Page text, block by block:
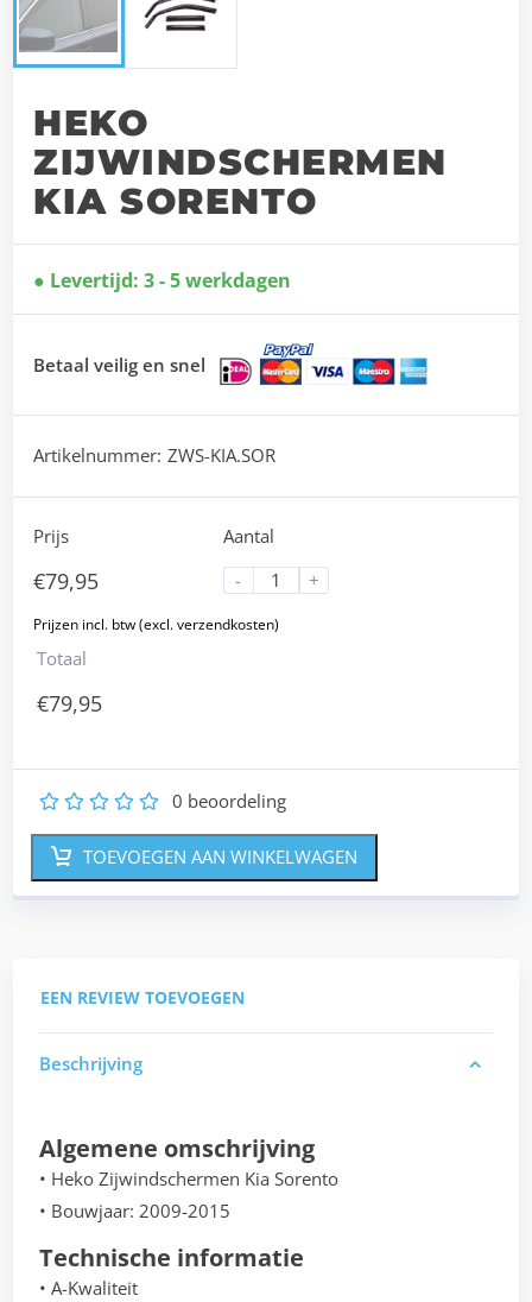
HEKO
ZIJWINDSCHERMEN
KIA SORENTO
Levertijd: 3 - 5 werkdagen
Betaal veilig en snel
Artikelnummer: ZWS-KIA.SOR
Prijs
€79,95
Aantal
-
+
Totaal
€79,95
5
4
3
2 0 beoordeling
TOEVOEGEN AAN WINKELWAGEN
EEN REVIEW TOEVOEGEN
Beschrijving
Algemene omschrijving
• Heko Zijwindschermen Kia Sorento
• Bouwjaar: 2009-2015
Technische informatie
• A-Kwaliteit